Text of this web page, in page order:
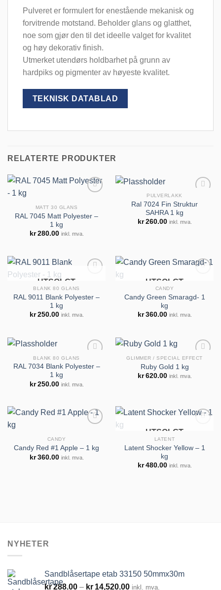
Pulveret er formulert for enestående mekanisk og
forvitrende motstand. Beholder glans og glatthet,
noe som gjør den til det ideelle valget for kvalitet
og høy dekorativ finish.
Utmerket utendørs holdbarhet på grunn av
hardpiks og pigmenter av høyeste kvalitet.
TEKNISK DATABLAD
RELATERTE PRODUKTER
huskeliste
MATT 30 GLANS
RAL 7045 Matt Polyester –
1 kg
kr 280.00 inkl. mva.
PULVERLAKK
Ral 7024 Fin Struktur
SAHRA 1 kg
kr 260.00 inkl. mva.
huskeliste
UTSOLGT
BLANK 80 GLANS
RAL 9011 Blank Polyester –
1 kg
kr 250.00 inkl. mva.
huskeliste
UTSOLGT
CANDY
Candy Green Smaragd- 1
kg
kr 360.00 inkl. mva.
BLANK 80 GLANS
RAL 7034 Blank Polyester –
1 kg
kr 250.00 inkl. mva.
GLIMMER / SPECIAL EFFECT
Ruby Gold 1 kg
kr 620.00 inkl. mva.
Legg til
CANDY
Candy Red #1 Apple – 1 kg
kr 360.00 inkl. mva.
huskeliste
UTSOLGT
LATENT
Latent Shocker Yellow – 1
kg
kr 480.00 inkl. mva.
NYHETER
Sandblåsertape etab 33150 50mmx30m
kr288.00 – kr 14,520.00Prisområde:
inkl. mva.